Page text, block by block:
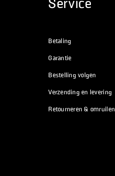
Service
Betaling
Garantie
Bestelling volgen
Verzending en levering
Retourneren & omruilen